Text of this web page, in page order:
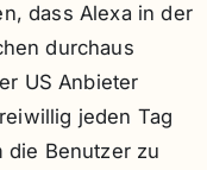
dass Alexa in der
durchaus
US Anbieter
jeden Tag
die Benutzer zu